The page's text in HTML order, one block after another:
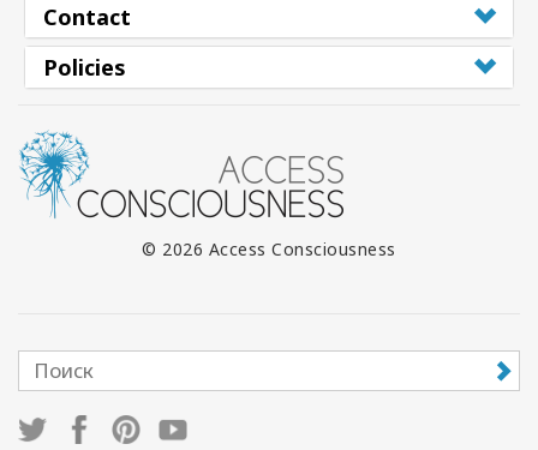
Contact
Policies
© 2026 Access Consciousness